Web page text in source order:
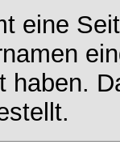
eine
haben.